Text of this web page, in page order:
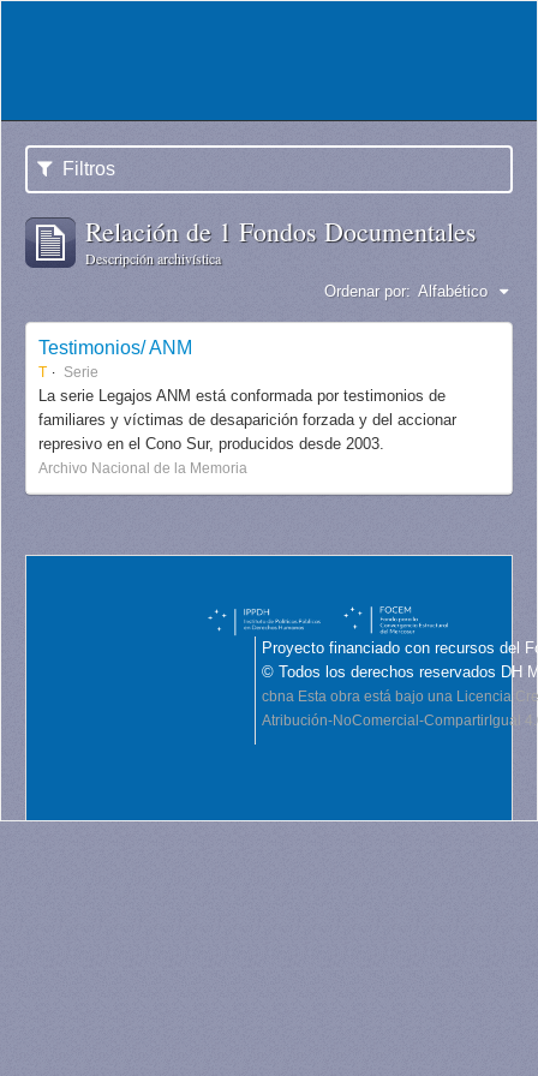
Filtros
Relación de 1 Fondos Documentales
Descripción archivística
Ordenar por: Alfabético
Testimonios/ ANM
T Serie
La serie Legajos ANM está conformada por testimonios de
familiares y víctimas de desaparición forzada y del accionar
represivo en el Cono Sur, producidos desde 2003.
Archivo Nacional de la Memoria
Proyecto financiado con recursos del
© Todos los derechos reservados DH
cbna Esta obra está bajo una Licencia
Atribución-NoComercial-CompartirIgual